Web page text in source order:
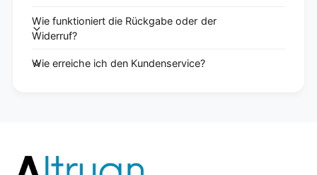
Wie funktioniert die Rückgabe oder der
Widerruf?
Wie erreiche ich den Kundenservice?